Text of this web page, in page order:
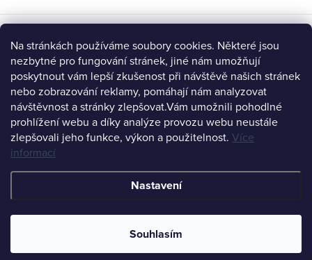
Na stránkách používáme soubory cookies. Některé jsou
nezbytné pro fungování stránek, jiné nám umožňují
poskytnout vám lepší zkušenost při návštěvě našich stránek
nebo zobrazování reklamy, pomáhají nám analyzovat
návštěvnost a stránky zlepšovat.Vám umožnili pohodlné
prohlížení webu a díky analýze provozu webu neustále
zlepšovali jeho funkce, výkon a použitelnost. Více
informací
Nastavení
Souhlasím
v
k
y
v
ý
p
i
s
u
n
í
Chceš být v obraze a získat 10% slevu?
CHCI BÝT V OBRAZE
Instagram
Vytvořil Shoptet
Copyright 2026Systers Bio. Všechna práva vyhrazena.Upravit
nastavení cookies